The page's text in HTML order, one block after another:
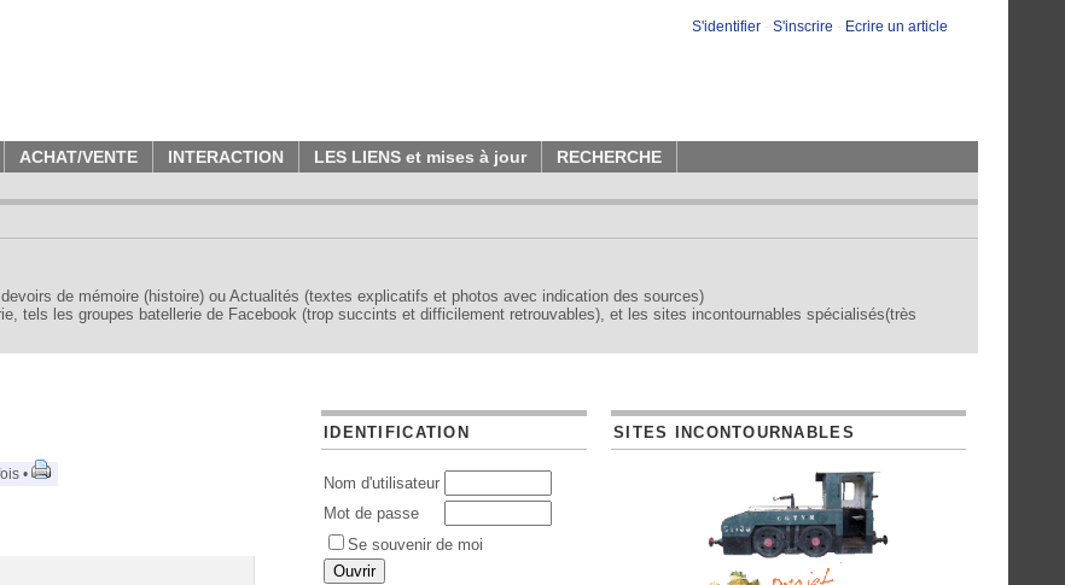
S'identifier - S'inscrire - Ecrire un article
ACHAT/VENTE INTERACTION LES LIENS et mises à jour RECHERCHE
de mémoire (histoire) ou Actualités (textes explicatifs et photos avec indication des sources)
tels les groupes batellerie de Facebook (trop succints et difficilement retrouvables), et les sites incontournables spécialisés(très
•
IDENTIFICATION
Nom d'utilisateur
Mot de passe
Se souvenir de moi
SITES INCONTOURNABLES